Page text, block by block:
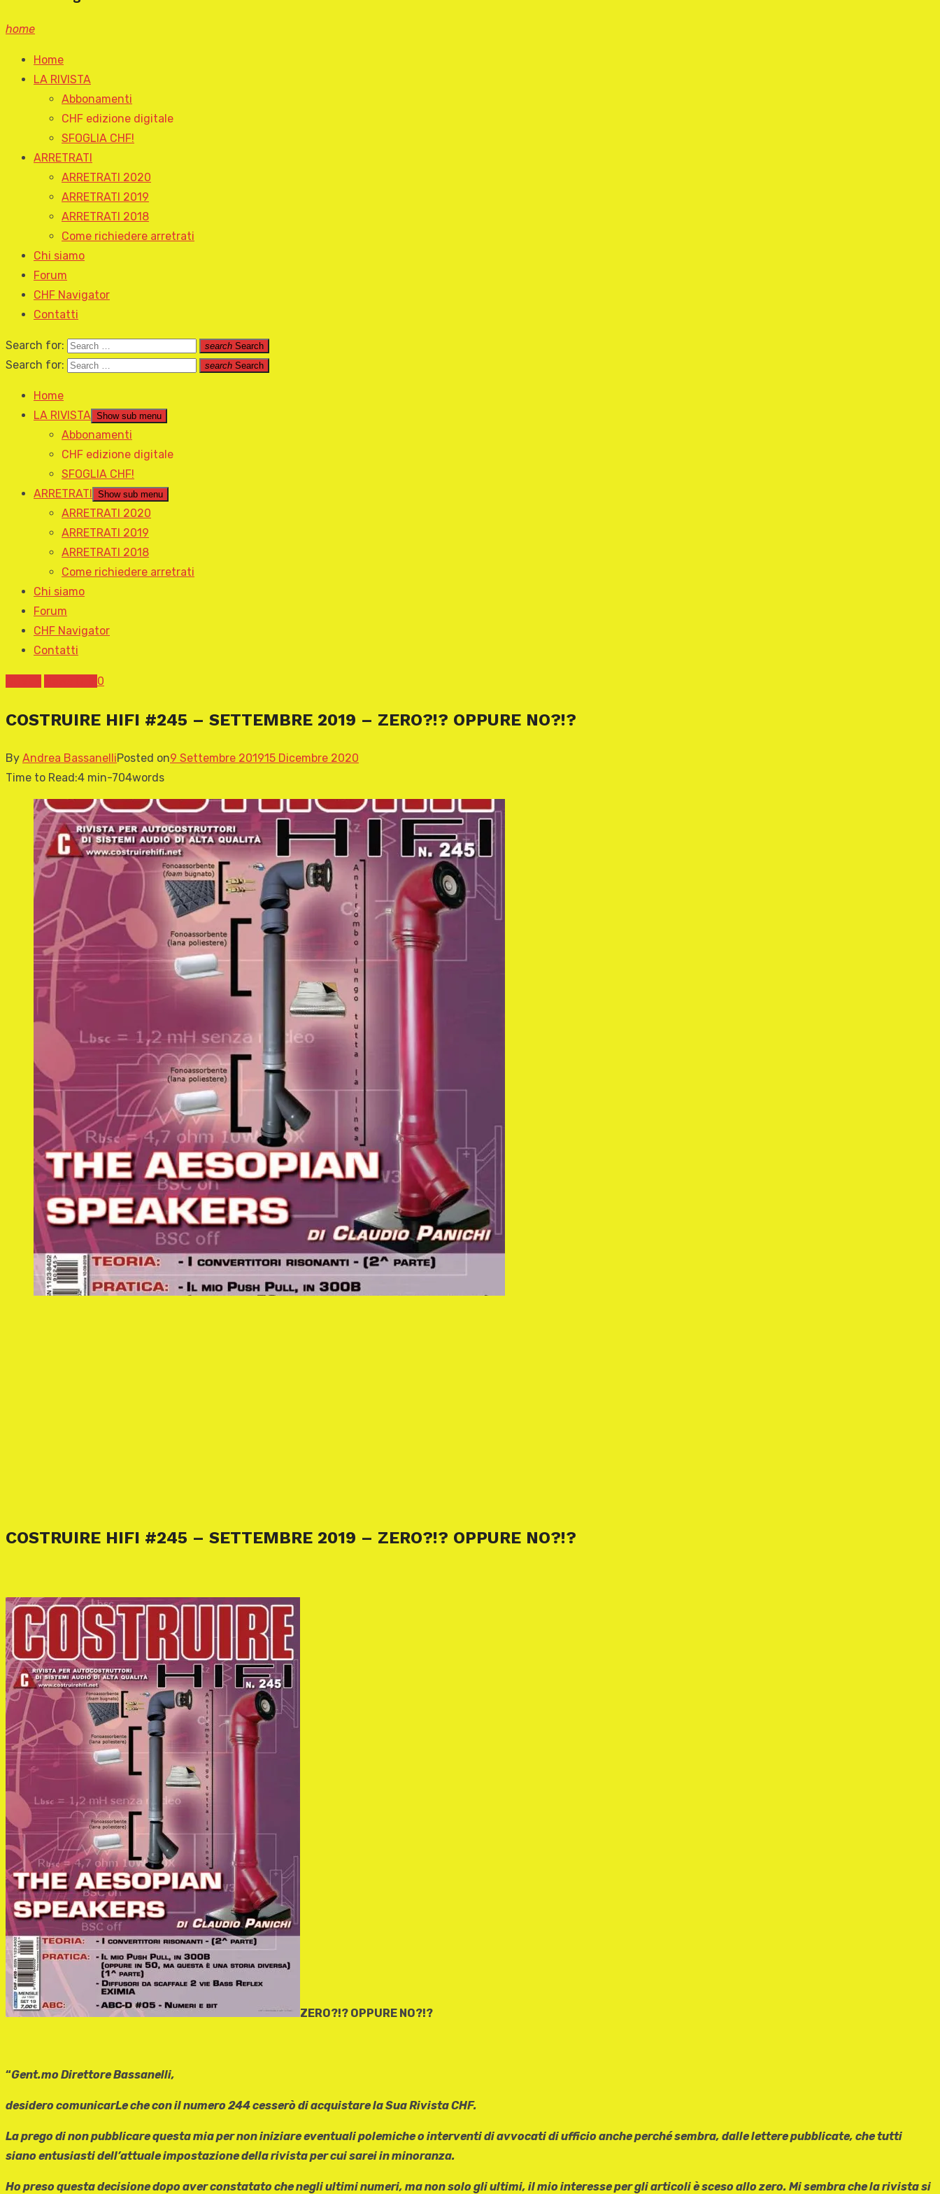
home
Home
LA RIVISTA
Abbonamenti
CHF edizione digitale
SFOGLIA CHF!
ARRETRATI
ARRETRATI 2020
ARRETRATI 2019
ARRETRATI 2018
Come richiedere arretrati
Chi siamo
Forum
CHF Navigator
Contatti
Search for: search Search
Search for: search Search
Home
LA RIVISTA Show sub menu
Abbonamenti
CHF edizione digitale
SFOGLIA CHF!
ARRETRATI
Show sub menu
ARRETRATI 2020
ARRETRATI 2019
ARRETRATI 2018
Come richiedere arretrati
Chi siamo
Forum
CHF Navigator
Contatti
0
COSTRUIRE HIFI #245 – SETTEMBRE 2019 – ZERO?!? OPPURE NO?!?
By Andrea BassanelliPosted on9 Settembre 201915 Dicembre 2020
Time to Read:4 min-704words
COSTRUIRE HIFI #245 – SETTEMBRE 2019 – ZERO?!? OPPURE NO?!?
ZERO?!? OPPURE NO?!?
“Gent.mo Direttore Bassanelli,
desidero comunicarLe che con il numero 244 cesserò di acquistare la Sua Rivista CHF.
La prego di non pubblicare questa mia per non iniziare eventuali polemiche o interventi di avvocati di ufficio anche perché sembra, dalle lettere pubblicate, che tutti
siano entusiasti dell’attuale impostazione della rivista per cui sarei in minoranza.
Ho preso questa decisione dopo aver constatato che negli ultimi numeri, ma non solo gli ultimi, il mio interesse per gli articoli è sceso allo zero. Mi sembra che la rivista si